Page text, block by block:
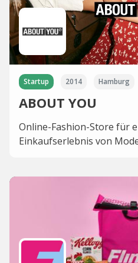
Startup 2014 Hamburg
ABOUT YOU
Online-Fashion-Store für
Einkaufserlebnis von